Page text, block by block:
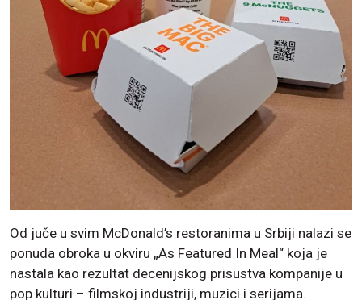
Od juče u svim McDonald’s restoranima u Srbiji nalazi se
ponuda obroka u okviru „As Featured In Meal“ koja je
nastala kao rezultat decenijskog prisustva kompanije u
pop kulturi – filmskoj industriji, muzici i serijama.